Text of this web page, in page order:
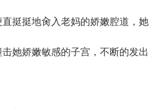
挺挺地肏入老妈的娇嫩腔道，她
她娇嫩敏感的子宫，不断的发出